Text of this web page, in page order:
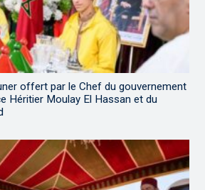
offert par le Chef du gouvernement
Héritier Moulay El Hassan et du